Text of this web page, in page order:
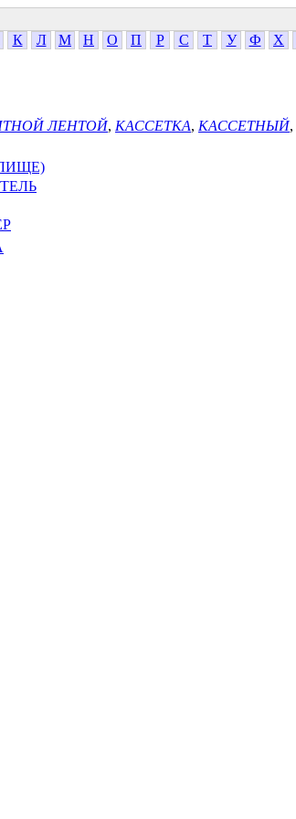
К Л М Н О П Р С Т У Ф Х
ЛЕНТОЙ, КАССЕТКА, КАССЕТНЫЙ,